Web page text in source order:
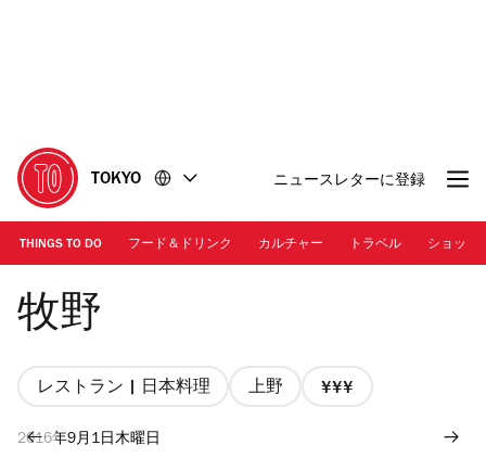
に
移
動
移
動
TOKYO ニュースレターに登録
THINGS TO DO フード＆ドリンク カルチャー トラベル ショッピ
Makino
牧野
レストラン | 日本料理 上野
価
2016年9月1日木曜日